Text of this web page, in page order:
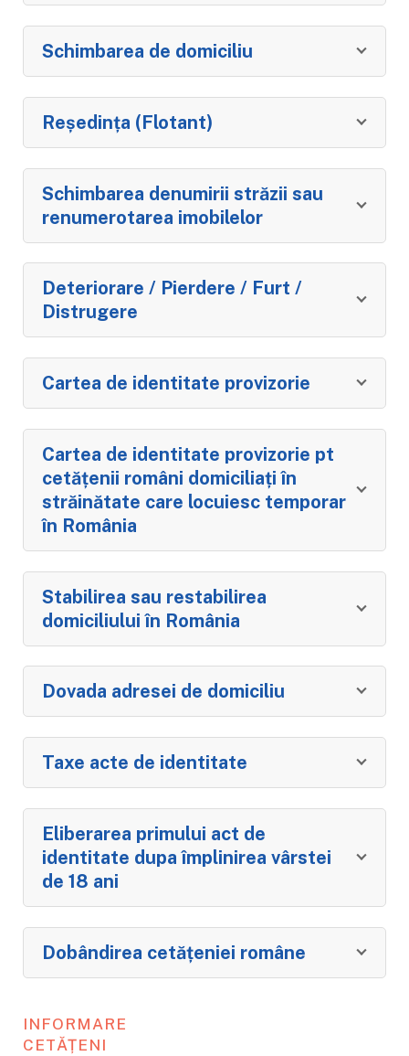
Schimbarea de domiciliu
Reședința (Flotant)
Schimbarea denumirii străzii sau
renumerotarea imobilelor
Deteriorare / Pierdere / Furt /
Distrugere
Cartea de identitate provizorie
Cartea de identitate provizorie pt
cetățenii români domiciliați în
străinătate care locuiesc temporar
în România
Stabilirea sau restabilirea
domiciliului în România
Dovada adresei de domiciliu
Taxe acte de identitate
Eliberarea primului act de
identitate dupa împlinirea vârstei
de 18 ani
Dobândirea cetățeniei române
INFORMARE
CETĂȚENI